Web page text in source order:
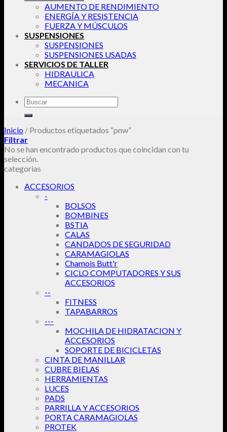
AUMENTO DE RENDIMIENTO
ENERGÍA Y RESISTENCIA
FUERZA Y MÚSCULOS
SUSPENSIONES
SUSPENSIONES
SUSPENSIONES USADAS
SERVICIOS DE TALLER
HIDRAULICA
MECANICA
Buscar
por:
Inicio / Productos etiquetados “pnw”
Filtrar
No se han encontrado productos que coincidan con tu
selección.
categorias
ACCESORIOS
-
BOLSOS
BOMBINES
BSTIA
CALAS
CANDADOS DE SEGURIDAD
CARAMAGIOLAS
Chamois Butt'r
CICLO COMPUTADORES Y SUS
ACCESORIOS
--
FITNESS
TAPABARROS
---
MOCHILA DE HIDRATACION Y
ACCESORIOS
SOPORTE DE BICICLETAS
CINTA DE MANILLAR
CUBRE BIELAS
HERRAMIENTAS
LUCES
PADS
PARRILLA Y ACCESORIOS
PORTA CARAMAGIOLAS
PROTEK